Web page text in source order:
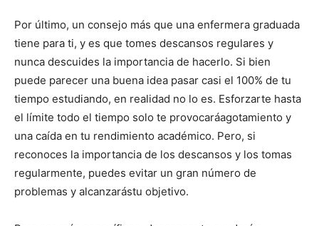
Por último, un consejo más que una enfermera graduada
tiene para ti, y es que tomes descansos regulares y
nunca descuides la importancia de hacerlo. Si bien
puede parecer una buena idea pasar casi el 100% de tu
tiempo estudiando, en realidad no lo es. Esforzarte hasta
el límite todo el tiempo solo te provocaráagotamiento y
una caída en tu rendimiento académico. Pero, si
reconoces la importancia de los descansos y los tomas
regularmente, puedes evitar un gran número de
problemas y alcanzarástu objetivo.